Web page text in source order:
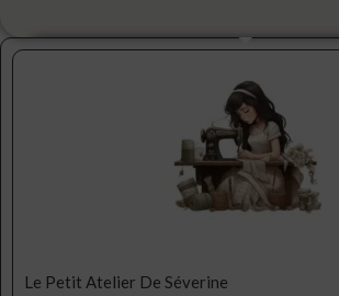
Le Petit Atelier De Séverine